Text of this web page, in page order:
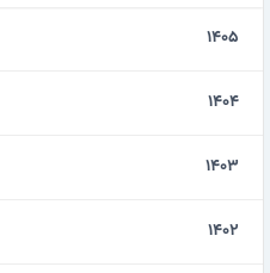
۱۴۰۵
۱۴۰۴
۱۴۰۳
۱۴۰۲